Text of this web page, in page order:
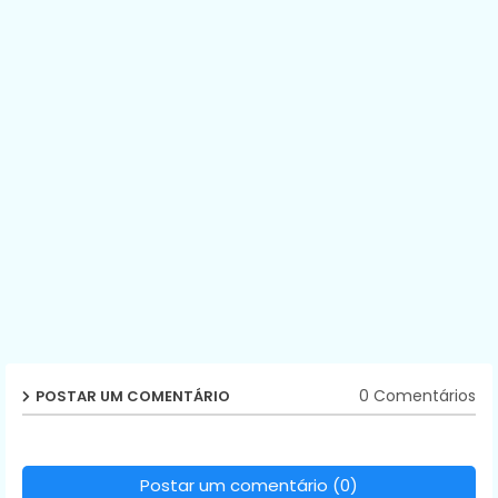
POSTAR UM COMENTÁRIO 0 Comentários
Postar um comentário (0)